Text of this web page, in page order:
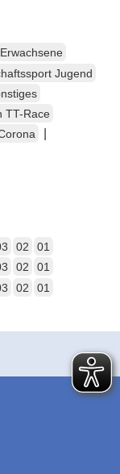
Jugend
TT-Race
02 01
02 01
02
01